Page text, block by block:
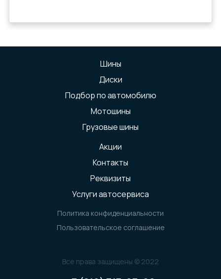
Шины
Диски
Подбор по автомобилю
Мотошины
Грузовые шины
Акции
Контакты
Реквизиты
Услуги автосервиса
Политика конфиденциальности
Пользовательское соглашение
Все права защищены © 2022